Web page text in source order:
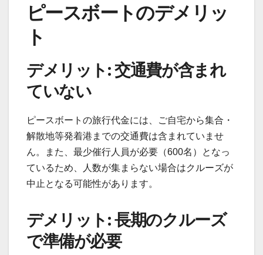
ピースボートのデメリッ
ト
デメリット: 交通費が含まれ
ていない
ピースボートの旅行代金には、ご自宅から集合・
解散地等発着港までの交通費は含まれていませ
ん。また、最少催行人員が必要（600名）となっ
ているため、人数が集まらない場合はクルーズが
中止となる可能性があります。
デメリット: 長期のクルーズ
で準備が必要